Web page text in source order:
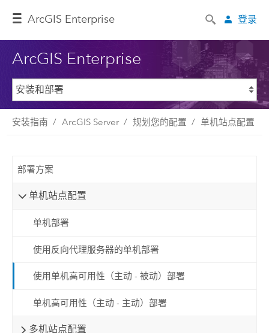
ArcGIS Enterprise 登录
ArcGIS Enterprise
安装指南 ArcGIS Server 规划您的配置 单机站点配置
部署方案
单机站点配置
单机部署
使用反向代理服务器的单机部署
使用单机高可用性（主动 - 被动）部署
单机高可用性（主动 - 主动）部署
多机站点配置